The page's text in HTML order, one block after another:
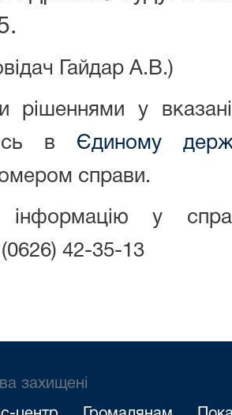
Гайдар А.В.)
рішеннями у
в Єдиному
справи.
інформацію у
42-35-13
захищені